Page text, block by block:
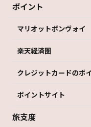
ポイント
マリオットボンヴォイ
楽天経済圏
クレジットカードのポ
ポイントサイト
旅支度